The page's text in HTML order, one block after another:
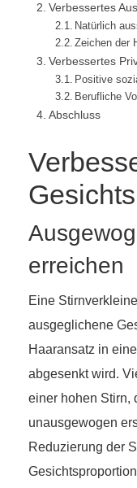
Verbessertes
Natürlich
Zeichen der
Verbessertes
Positive
Berufliche
Abschluss
erreichen
Eine
ausgeglichene
Haaransatz in
abgesenkt wird.
einer hohen Stirn,
unausgewogen
Reduzierung der